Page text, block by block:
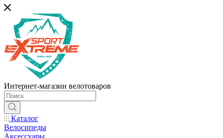
Интернет-магазин велотоваров
Каталог
Велосипеды